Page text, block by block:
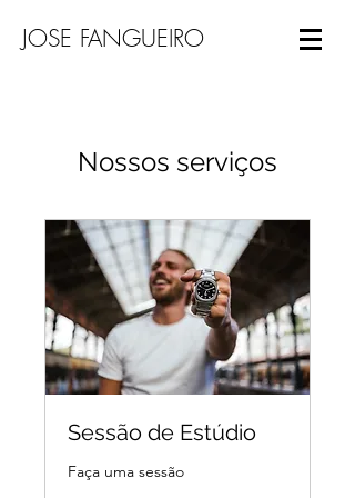
JOSE FANGUEIRO
Nossos serviços
Sessão de Estúdio
Faça uma sessão